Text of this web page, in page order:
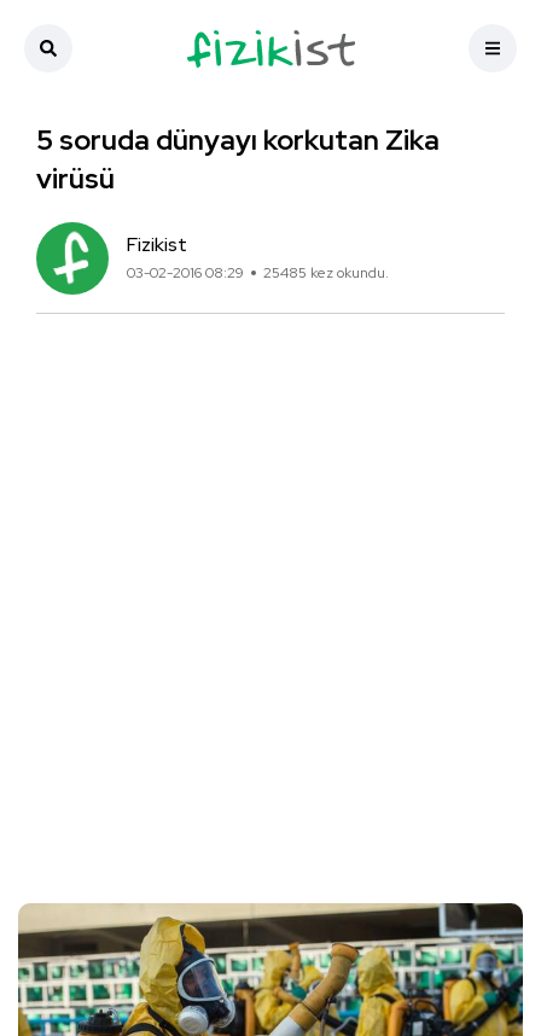
5 soruda dünyayı korkutan Zika
virüsü
Fizikist
03-02-2016 08:29 25485 kez okundu.